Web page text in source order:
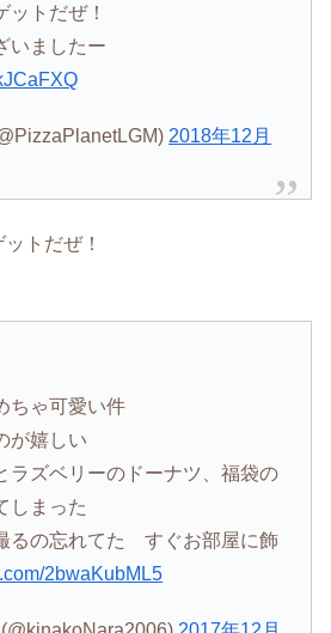
ットだぜ！
いましたー
2018年12月
トだぜ！
ちゃ可愛い件
が嬉しい
ラズベリーのドーナツ、福袋の
しまった
るの忘れてた すぐお部屋に飾
2bwaKubML5